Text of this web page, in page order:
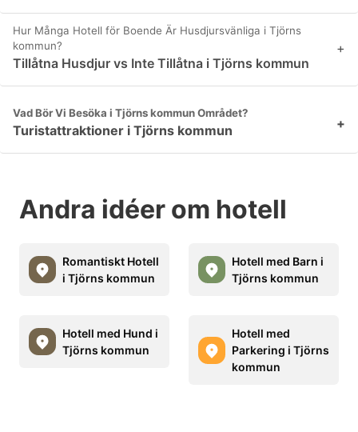
Hur Många Hotell för Boende Är Husdjursvänliga i Tjörns
kommun?
Tillåtna Husdjur vs Inte Tillåtna i Tjörns kommun
+
Vad Bör Vi Besöka i Tjörns kommun Området?
Turistattraktioner i Tjörns kommun +
Andra idéer om hotell
Romantiskt Hotell
i Tjörns kommun
Hotell med Barn i
Tjörns kommun
Hotell med Hund i
Tjörns kommun
Hotell med
Parkering i Tjörns
kommun